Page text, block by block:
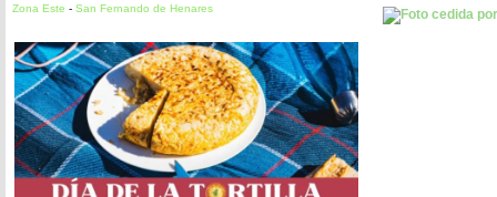
Zona Este - San Fernando de Henares